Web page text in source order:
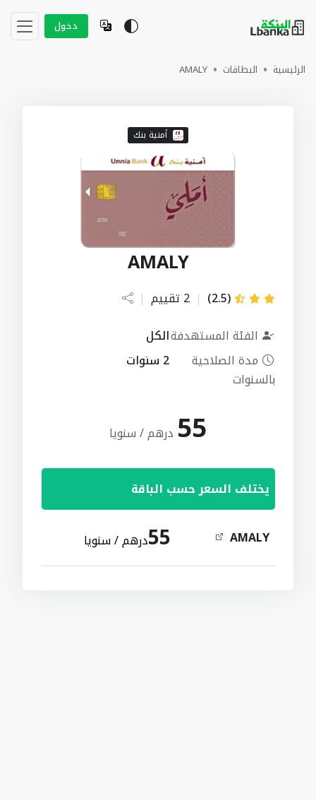
دخول
الرئيسية البطاقات AMALY
أمنية بنك
AMALY
(2.5)
| 2 تقييم
|
الفئة المستهدفةالكل
مدة الصلاحية
بالسنوات
2 سنوات
55 درهم / سنويا
يختلف السعر حسب الباقة
AMALY
55درهم / سنويا